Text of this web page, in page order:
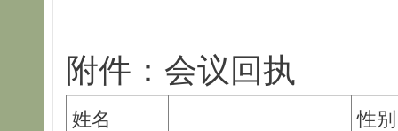
附件：会议回执
姓名 性别